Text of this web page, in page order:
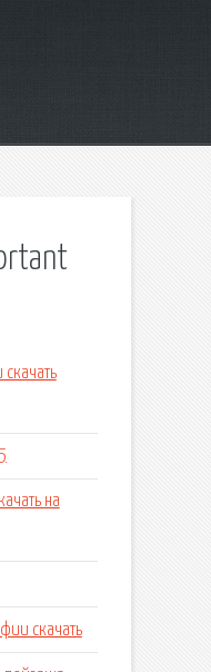
на
скачать